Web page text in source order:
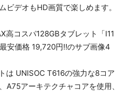
ビデオもHD画質で楽しめます。
は UNISOC T616の強力な8コア
A75アーキテクチャコアを使用、